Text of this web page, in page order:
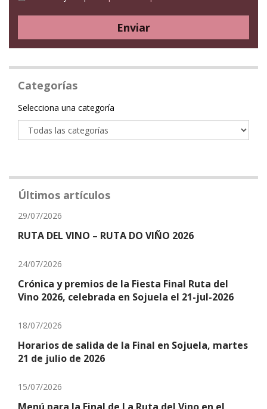
Enviar
Categorías
Categoría
Selecciona una categoría
Últimos artículos
29/07/2026
RUTA DEL VINO – RUTA DO VIÑO 2026
24/07/2026
Crónica y premios de la Fiesta Final Ruta del
Vino 2026, celebrada en Sojuela el 21-jul-2026
18/07/2026
Horarios de salida de la Final en Sojuela, martes
21 de julio de 2026
15/07/2026